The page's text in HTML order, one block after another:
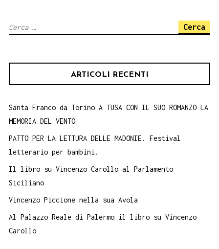
Ricerca
ARTICOLI RECENTI
Santa Franco da Torino A TUSA CON IL SUO ROMANZO LA
MEMORIA DEL VENTO
PATTO PER LA LETTURA DELLE MADONIE. Festival
letterario per bambini.
Il libro su Vincenzo Carollo al Parlamento
Siciliano
Vincenzo Piccione nella sua Avola
Al Palazzo Reale di Palermo il libro su Vincenzo
Carollo